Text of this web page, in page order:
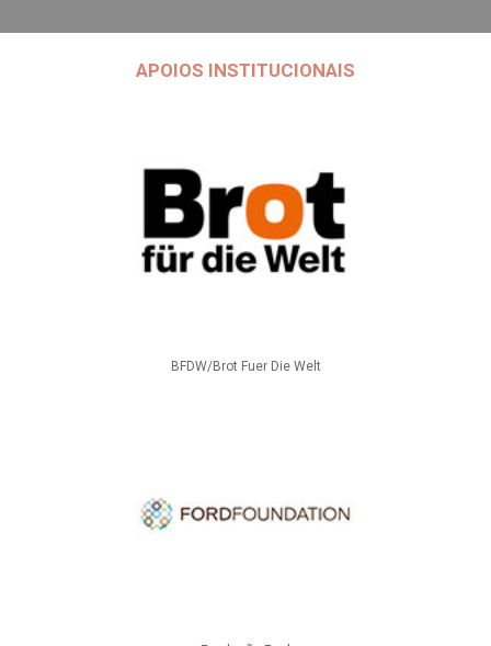
APOIOS INSTITUCIONAIS
BFDW/Brot Fuer Die Welt